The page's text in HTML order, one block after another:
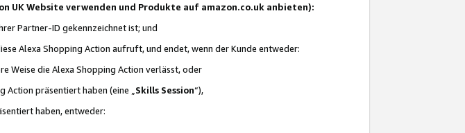
Website verwenden und Produkte auf amazon.co.uk anbieten):
Partner-ID gekennzeichnet ist; und
Alexa Shopping Action aufruft, und endet, wenn der Kunde entweder:
Weise die Alexa Shopping Action verlässt, oder
präsentiert haben (eine „ Skills Session“),
haben, entweder: